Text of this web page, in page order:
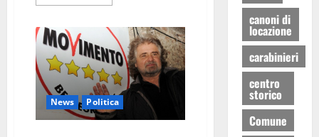
News Politica
canoni di
locazione
carabinieri
centro
storico
Comune